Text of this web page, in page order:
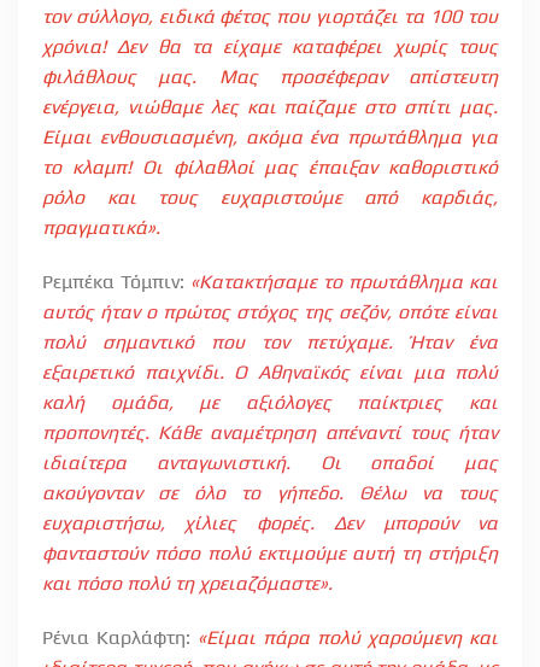
τον σύλλογο, ειδικά φέτος που γιορτάζει τα 100 του
χρόνια! Δεν θα τα είχαμε καταφέρει χωρίς τους
φιλάθλους μας. Μας προσέφεραν απίστευτη
ενέργεια, νιώθαμε λες και παίζαμε στο σπίτι μας.
Είμαι ενθουσιασμένη, ακόμα ένα πρωτάθλημα για
το κλαμπ! Οι φίλαθλοί μας έπαιξαν καθοριστικό
ρόλο και τους ευχαριστούμε από καρδιάς,
πραγματικά».
Ρεμπέκα Τόμπιν: «Κατακτήσαμε το πρωτάθλημα και
αυτός ήταν ο πρώτος στόχος της σεζόν, οπότε είναι
πολύ σημαντικό που τον πετύχαμε. Ήταν ένα
εξαιρετικό παιχνίδι. Ο Αθηναϊκός είναι μια πολύ
καλή ομάδα, με αξιόλογες παίκτριες και
προπονητές. Κάθε αναμέτρηση απέναντί τους ήταν
ιδιαίτερα ανταγωνιστική. Οι οπαδοί μας
ακούγονταν σε όλο το γήπεδο. Θέλω να τους
ευχαριστήσω, χίλιες φορές. Δεν μπορούν να
φανταστούν πόσο πολύ εκτιμούμε αυτή τη στήριξη
και πόσο πολύ τη χρειαζόμαστε».
Ρένια Καρλάφτη: «Είμαι πάρα πολύ χαρούμενη και